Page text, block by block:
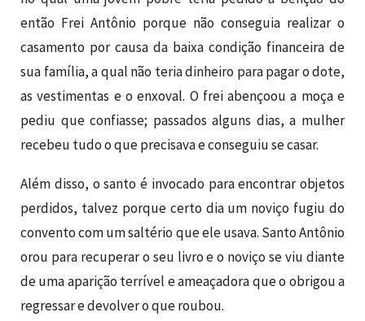
então Frei Antônio porque não conseguia realizar o
casamento por causa da baixa condição financeira de
sua família, a qual não teria dinheiro para pagar o dote,
as vestimentas e o enxoval. O frei abençoou a moça e
pediu que confiasse; passados alguns dias, a mulher
recebeu tudo o que precisava e conseguiu se casar.
Além disso, o santo é invocado para encontrar objetos
perdidos, talvez porque certo dia um noviço fugiu do
convento com um saltério que ele usava. Santo Antônio
orou para recuperar o seu livro e o noviço se viu diante
de uma aparição terrível e ameaçadora que o obrigou a
regressar e devolver o que roubou.